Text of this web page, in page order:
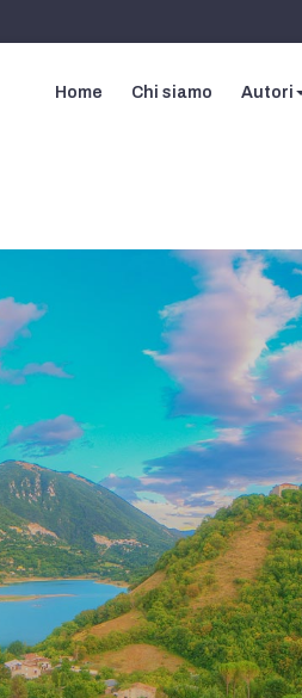
Home Chi siamo Autori